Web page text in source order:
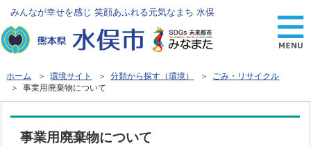
みんなが幸せを感じ 笑顔あふれる元気なまち 水俣
ホーム ＞環境サイト ＞分類から探す（環境） ＞ ごみ・リサイクル
＞ 事業用廃棄物について
事業用廃棄物について